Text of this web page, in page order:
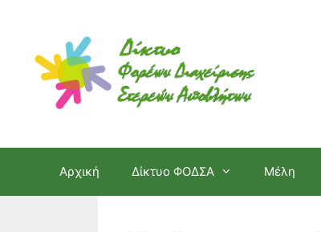
περιεχόμενο
Αρχική Δίκτυο ΦΟΔΣΑ Μέλη